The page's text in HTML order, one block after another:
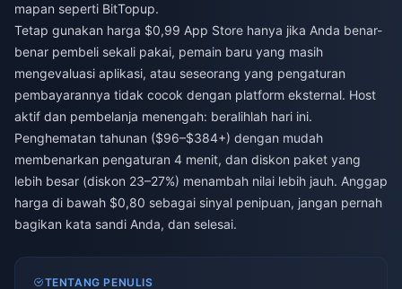
mapan seperti BitTopup.
Tetap gunakan harga $0,99 App Store hanya jika Anda benar-
benar pembeli sekali pakai, pemain baru yang masih
mengevaluasi aplikasi, atau seseorang yang pengaturan
pembayarannya tidak cocok dengan platform eksternal. Host
aktif dan pembelanja menengah: beralihlah hari ini.
Penghematan tahunan ($96–$384+) dengan mudah
membenarkan pengaturan 4 menit, dan diskon paket yang
lebih besar (diskon 23–27%) menambah nilai lebih jauh. Anggap
harga di bawah $0,80 sebagai sinyal penipuan, jangan pernah
bagikan kata sandi Anda, dan selesai.
TENTANG PENULIS